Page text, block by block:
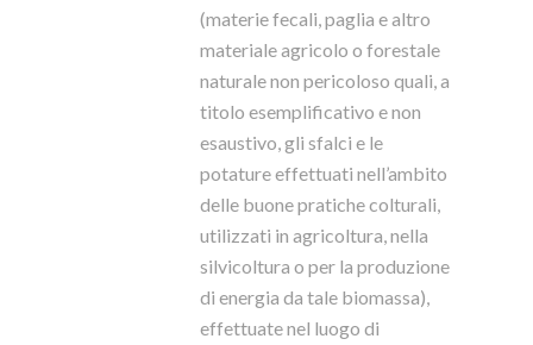
(materie fecali, paglia e altro
materiale agricolo o forestale
naturale non pericoloso quali, a
titolo esemplificativo e non
esaustivo, gli sfalci e le
potature effettuati nell’ambito
delle buone pratiche colturali,
utilizzati in agricoltura, nella
silvicoltura o per la produzione
di energia da tale biomassa),
effettuate nel luogo di